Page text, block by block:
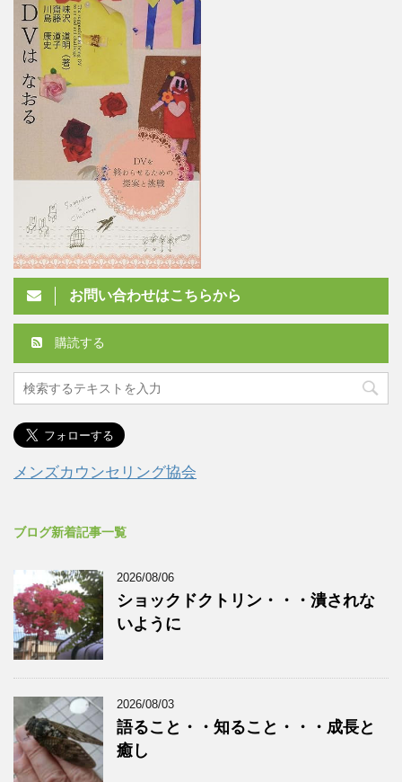
お問い合わせはこちらから
購読する
メンズカウンセリング協会
ブログ新着記事一覧
2026/08/06
ショックドクトリン・・・潰されな
いように
2026/08/03
語ること・・知ること・・・成長と
癒し